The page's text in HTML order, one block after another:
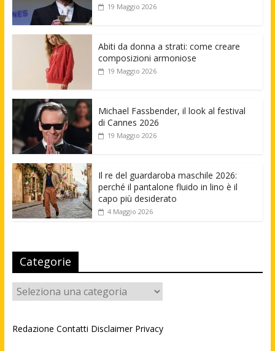
19 Maggio 2026
Abiti da donna a strati: come creare
composizioni armoniose
19 Maggio 2026
Michael Fassbender, il look al festival
di Cannes 2026
19 Maggio 2026
Il re del guardaroba maschile 2026:
perché il pantalone fluido in lino è il
capo più desiderato
4 Maggio 2026
Categorie
Categorie
Redazione Contatti Disclaimer Privacy